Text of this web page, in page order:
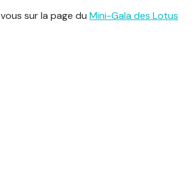
sur la page du Mini-Gala des Lotus